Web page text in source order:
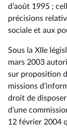
d’août 1995 ;
précisions
sociale et aux
Sous la XIIe
mars 2003
sur proposition
missions
droit de
d’une
12 février 2004